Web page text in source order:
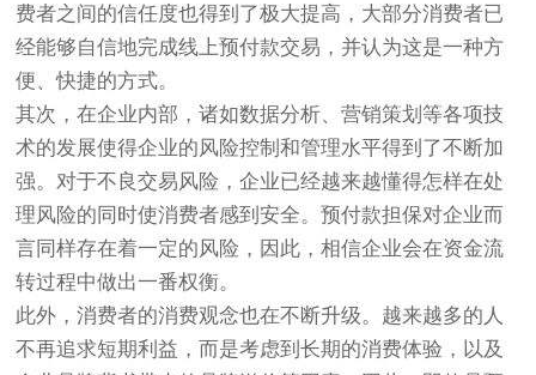
费者之间的信任度也得到了极大提高，大部分消费者已
经能够自信地完成线上预付款交易，并认为这是一种方
便、快捷的方式。
其次，在企业内部，诸如数据分析、营销策划等各项技
术的发展使得企业的风险控制和管理水平得到了不断加
强。对于不良交易风险，企业已经越来越懂得怎样在处
理风险的同时使消费者感到安全。预付款担保对企业而
言同样存在着一定的风险，因此，相信企业会在资金流
转过程中做出一番权衡。
此外，消费者的消费观念也在不断升级。越来越多的人
不再追求短期利益，而是考虑到长期的消费体验，以及